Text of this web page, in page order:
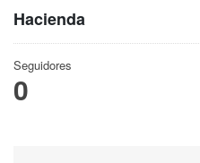
Hacienda
Seguidores
0